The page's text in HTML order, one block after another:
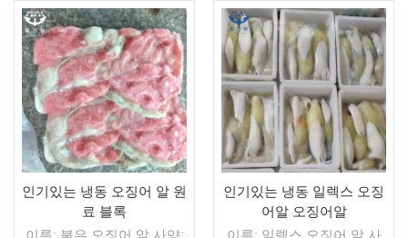
인기있는 냉동 오징어 알 원
료 블록
이름: 붉은 오징어 알 사양:
인기있는 냉동 일렉스 오징
어알 오징어알
이름: 일렉스 오징어 알 사